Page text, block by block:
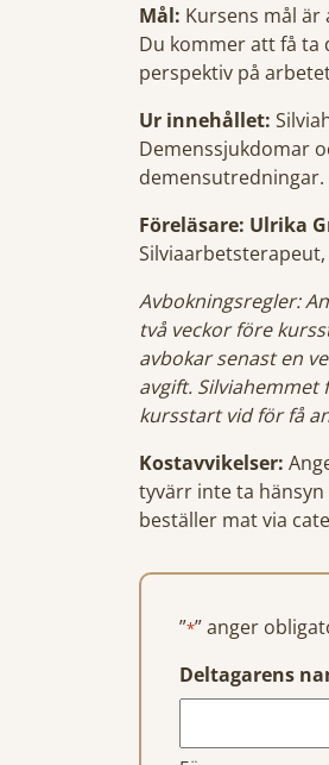
Mål: Kursens mål
Du kommer att få
perspektiv på
Ur innehållet:
Demenssjukdomar
Föreläsare: Ulrika
Silviaarbetsterapeut,
Avbokningsregler:
två veckor före
avbokar senast en
avgift.
kursstart vid för få
Kostavvikelser:
tyvärr inte ta
beställer mat via
”*” anger
Deltagarens